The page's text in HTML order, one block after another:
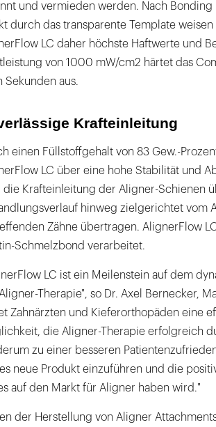
und vermieden werden. Nach
durch das transparente Template weisen
LC daher höchste Haftwerte und
von 1000 mW/cm2 härtet das
Sekunden aus.
Krafteinleitung
einen Füllstoffgehalt von 83 Gew.-
LC über eine hohe Stabilität und
die Krafteinleitung der Aligner-Schienen
hinweg zielgerichtet vom
Zähne übertragen. AlignerFlow
Schmelzbond verarbeitet.
LC ist ein Meilenstein auf dem
Therapie", so Dr. Axel Bernecker,
Zahnärzten und Kieferorthopäden eine
die Aligner-Therapie erfolgreich
zu einer besseren
neue Produkt einzuführen und die
auf den Markt für Aligner haben wird."
der Herstellung von Aligner